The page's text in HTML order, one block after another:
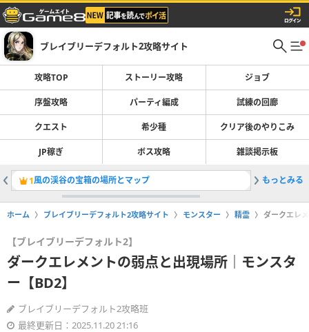
ブレイブリーデフォルト2攻略サイト
攻略TOP ストーリー攻略 ジョブ
序盤攻略 パーティ編成 試練の回廊
クエスト 希少種 クリア後のやりこみ
JP稼ぎ ボス攻略 雑談掲示板
1風の渓谷の宝箱の場所とマップ 2試練の
もっとみる
ホーム ブレイブリーデフォルト2攻略サイト モンスター 精霊 ダークエレ
【ブレイブリーデフォルト2】
ダークエレメントの弱点と出現場所｜モンスタ
ー【BD2】
ブレイブリーデフォルト2攻略班
最終更新日：2025.11.20 21:16